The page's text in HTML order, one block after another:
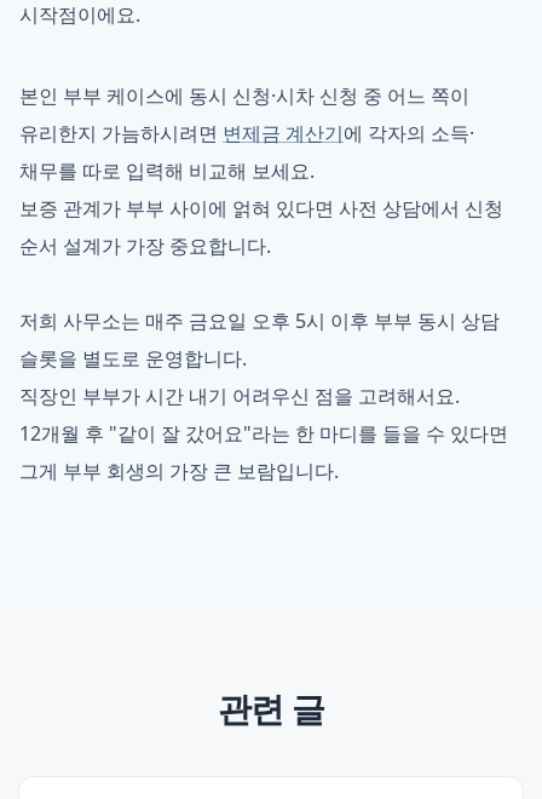
시작점이에요.
본인 부부 케이스에 동시 신청·시차 신청 중 어느 쪽이
유리한지 가늠하시려면 변제금 계산기에 각자의 소득·
채무를 따로 입력해 비교해 보세요.
보증 관계가 부부 사이에 얽혀 있다면 사전 상담에서 신청
순서 설계가 가장 중요합니다.
저희 사무소는 매주 금요일 오후 5시 이후 부부 동시 상담
슬롯을 별도로 운영합니다.
직장인 부부가 시간 내기 어려우신 점을 고려해서요.
12개월 후 "같이 잘 갔어요"라는 한 마디를 들을 수 있다면
그게 부부 회생의 가장 큰 보람입니다.
관련 글